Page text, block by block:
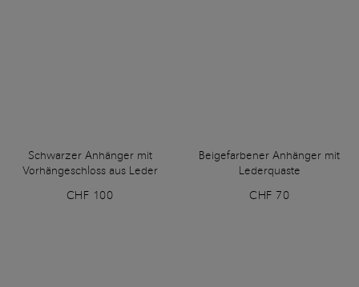
Schwarzer Anhänger mit
Vorhängeschloss aus Leder
CHF 100
Beigefarbener Anhänger mit
Lederquaste
CHF 70